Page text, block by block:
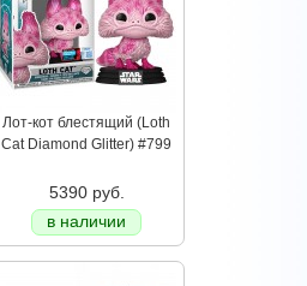
Лот-кот блестящий (Loth
Cat Diamond Glitter) #799
5390 руб.
в наличии